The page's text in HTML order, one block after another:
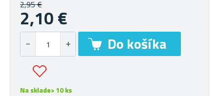
2,95 €
2,10 €
Na sklade> 10 ks